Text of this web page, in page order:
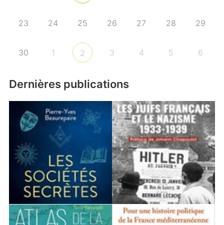
23 24 25 26 27 28 29
30 1 2 3 4 5 6
Dernières publications